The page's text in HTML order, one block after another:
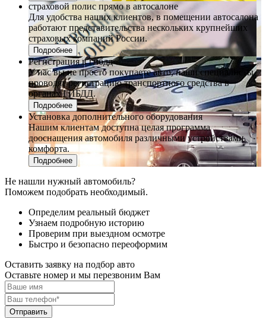
страховой полис прямо в автосалоне
Для удобства наших клиентов, в помещении автосалона
работают представительства нескольких крупнейших
страховых компаний России.
Подробнее
Регистрация в гибдд
У нас вы не просто покупаете авто, наши специалисты
проводят регистрацию транспортного средства в
органах ГИБДД.
Подробнее
Установка дополнительного оборудования
Нашим клиентам доступна целая программа
дооснащения автомобиля различными устройствами
комфорта.
Подробнее
Не нашли нужный автомобиль?
Поможем подобрать необходимый.
Определим реальный бюджет
Узнаем подробную историю
Проверим при выездном осмотре
Быстро и безопасно переоформим
Оставить заявку на подбор авто
Оставьте номер и мы перезвоним Вам
Отправить